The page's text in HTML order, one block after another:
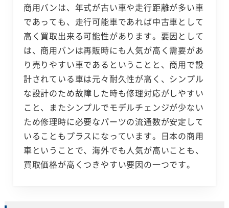
商用バンは、年式が古い車や走行距離が多い車
であっても、走行可能車であれば中古車として
高く買取出来る可能性があります。要因として
は、商用バンは再販時にも人気が高く需要があ
り売りやすい車であるということと、商用で設
計されている車は元々耐久性が高く、シンプル
な設計のため故障した時も修理対応がしやすい
こと、またシンプルでモデルチェンジが少ない
ため修理時に必要なパーツの流通数が安定して
いることもプラスになっています。日本の商用
車ということで、海外でも人気が高いことも、
買取価格が高くつきやすい要因の一つです。